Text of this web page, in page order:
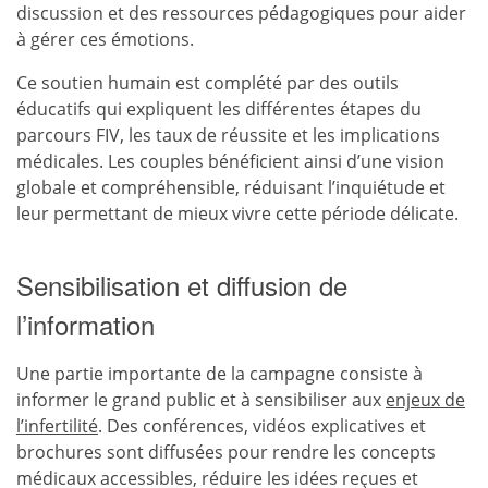
discussion et des ressources pédagogiques pour aider
à gérer ces émotions.
Ce soutien humain est complété par des outils
éducatifs qui expliquent les différentes étapes du
parcours FIV, les taux de réussite et les implications
médicales. Les couples bénéficient ainsi d’une vision
globale et compréhensible, réduisant l’inquiétude et
leur permettant de mieux vivre cette période délicate.
Sensibilisation et diffusion de
l’information
Une partie importante de la campagne consiste à
informer le grand public et à sensibiliser aux enjeux de
l’infertilité. Des conférences, vidéos explicatives et
brochures sont diffusées pour rendre les concepts
médicaux accessibles, réduire les idées reçues et